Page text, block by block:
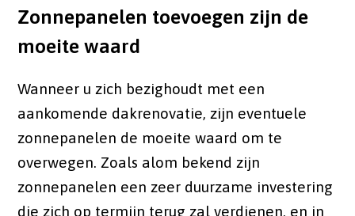
Zonnepanelen toevoegen zijn de
moeite waard
Wanneer u zich bezighoudt met een
aankomende dakrenovatie, zijn eventuele
zonnepanelen de moeite waard om te
overwegen. Zoals alom bekend zijn
zonnepanelen een zeer duurzame investering
die zich op termijn terug zal verdienen, en in